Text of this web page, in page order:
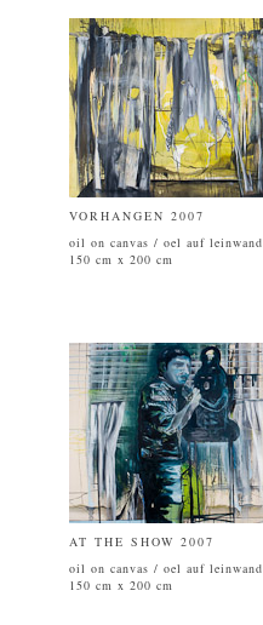
VORHANGEN 2007
oil on canvas / oel auf leinwand
150 cm x 200 cm
AT THE SHOW 2007
oil on canvas / oel auf leinwand
150 cm x 200 cm